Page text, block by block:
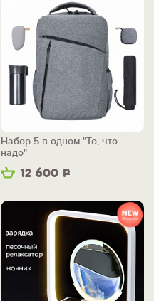
12 600 Р
Набор 5 в одном "То, что
надо"